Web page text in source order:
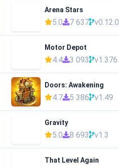
Arena Stars
5.0 7 637 v0.12.0
Motor Depot
4.4 3 093 v1.376
Doors: Awakening
4.7 5 386 v1.49
Gravity
5.0 8 693 v1.3
That Level Again